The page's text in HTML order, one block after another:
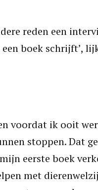
reden een
boek schrijft’,
voordat ik ooit
stoppen. Dat
eerste boek
met